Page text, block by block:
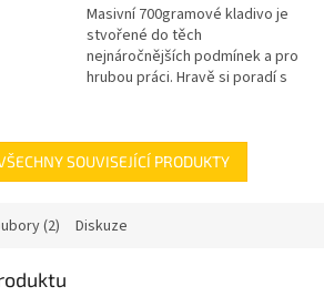
hvězdiček.
Masivní 700gramové kladivo je
stvořené do těch
nejnáročnějších podmínek a pro
hrubou práci. Hravě si poradí s
pozemků....
SOUVISEJÍCÍ PRODUKTY
(2) Diskuze